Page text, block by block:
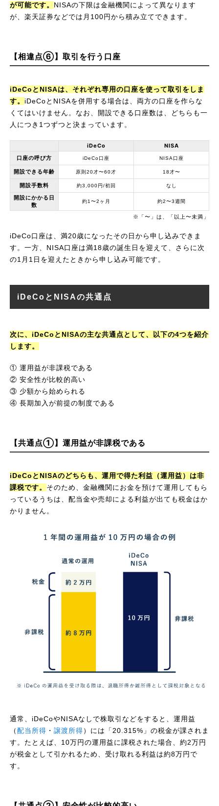
が可能です。 NISAの下限は金融機関によって異なります
が、楽天証券などでは月100円から積み立てできます。
【相違点⑥】取引を行う口座
iDeCoとNISAは、それぞれ専用の口座を使って取引をしま
す。 iDeCoとNISAを併用する場合は、両方の口座を作らな
くてはいけません。なお、開設できる口座数は、どちらも一
人につき1つずつと決まっています。
iDeCo
NISA
口座の呼び方
iDeCo口座 NISA口座
開設できる年齢 原則20才〜60才 18才〜
開設手数料 約3,000円/初回 なし
開設にかかる日
数
約1〜2ヶ月 約2〜3週間
※「〜」は、「以上〜未満」
iDeCo口座は、満20歳になったその日から申し込みできま
す。一方、NISA口座は満18歳の誕生日を迎えて、さらに次
の1月1日を迎えたときから申し込み可能です。
iDeCoとNISAの共通点
次に、iDeCoとNISAの主な共通点として、以下の4つを紹介
します。
① 運用益が非課税である
② 安全性が比較的高い
③ 少額から始められる
④ 長期加入が前提の制度である
【共通点①】運用益が非課税である
iDeCoとNISAのどちらも、運用で得た利益（運用益）は非
課税です。 そのため、金融機関にお金を預けて運用してもら
っているうちは、配当金や売却による利益が出ても税金はか
かりません。
通常、iDeCoやNISAなしで株取引などをすると、運用益
（配当所得 ・ 譲渡所得）には「20.315%」の税金が課されま
す。たとえば、10万円の運用益に課税された場合、約2万円
が税金として引かれるため、受け取れる利益は約8万円で
す。